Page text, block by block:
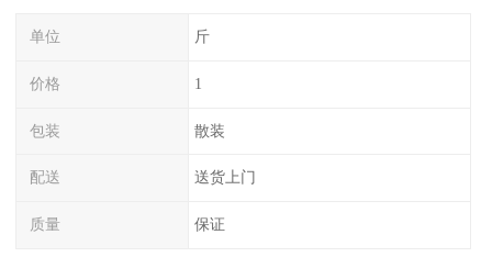
单位 斤
价格 1
包装 散装
配送 送货上门
质量 保证